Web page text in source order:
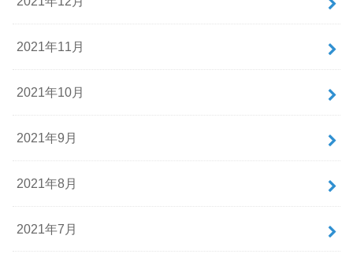
2021年11月
2021年10月
2021年9月
2021年8月
2021年7月